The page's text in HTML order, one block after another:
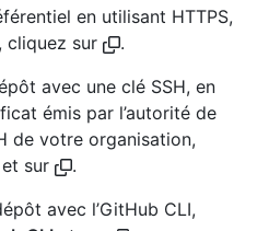
en utilisant HTTPS,
cliquez sur
.
avec une clé SSH, en
émis par l’autorité de
de votre organisation,
et sur
.
avec l’GitHub CLI,